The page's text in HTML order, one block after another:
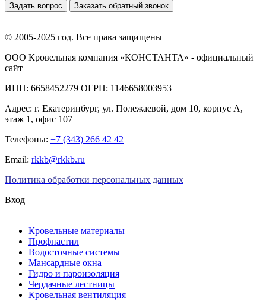
Задать вопрос Заказать обратный звонок
© 2005-2025 год. Все права защищены
ООО Кровельная компания «КОНСТАНТА» - официальный
сайт
ИНН: 6658452279 ОГРН: 1146658003953
Адрес: г. Екатеринбург, ул. Полежаевой, дом 10, корпус А,
этаж 1, офис 107
Телефоны: +7 (343) 266 42 42
Email: rkkb@rkkb.ru
Политика обработки персональных данных
Вход
Кровельные материалы
Профнастил
Водосточные системы
Мансардные окна
Гидро и пароизоляция
Чердачные лестницы
Кровельная вентиляция